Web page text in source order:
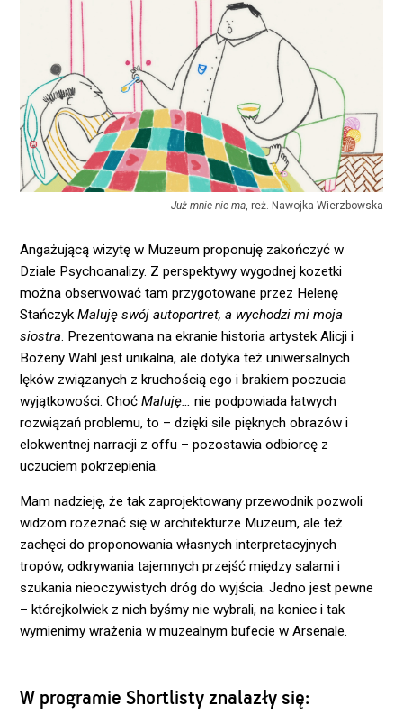
Już mnie nie ma, reż. Nawojka Wierzbowska
Angażującą wizytę w Muzeum proponuję zakończyć w
Dziale Psychoanalizy. Z perspektywy wygodnej kozetki
można obserwować tam przygotowane przez Helenę
StańczykMaluję swój autoportret, a wychodzi mi moja
siostra. Prezentowana na ekranie historia artystek Alicji i
Bożeny Wahl jest unikalna, ale dotyka też uniwersalnych
lęków związanych z kruchością ego i brakiem poczucia
wyjątkowości. ChoćMaluję… nie podpowiada łatwych
rozwiązań problemu, to – dzięki sile pięknych obrazów i
elokwentnej narracji z offu – pozostawia odbiorcę z
uczuciem pokrzepienia.
Mam nadzieję, że tak zaprojektowany przewodnik pozwoli
widzom rozeznać się w architekturze Muzeum, ale też
zachęci do proponowania własnych interpretacyjnych
tropów, odkrywania tajemnych przejść między salami i
szukania nieoczywistych dróg do wyjścia. Jedno jest pewne
– którejkolwiek z nich byśmy nie wybrali, na koniec i tak
wymienimy wrażenia w muzealnym bufecie w Arsenale.
W programie Shortlisty znalazły się: